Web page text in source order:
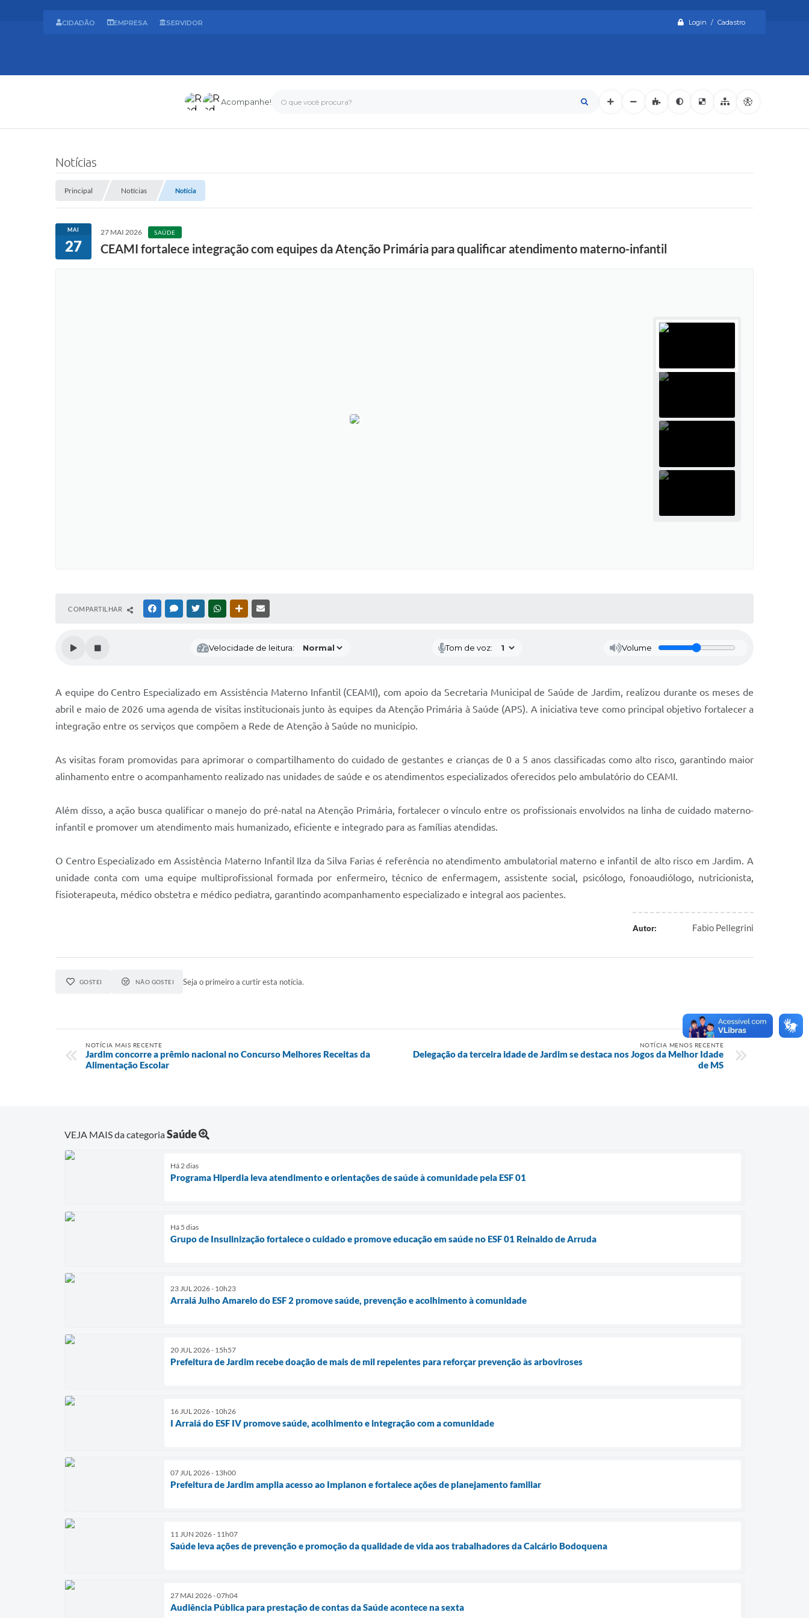
Login / Cadastro
O que você procura?
Acompanhe!
CIDADÃO EMPRESA SERVIDOR
Notícias
Principal Notícias Notícia
MAI
27
27 MAI 2026 SAÚDE
CEAMI fortalece integração com equipes da Atenção Primária para qualificar atendimento materno-infantil
COMPARTILHAR FACEBOOKMESSENGER
TWITTERWHATSAPPOUTRAS MÍDIAS
Velocidade de leitura: Tom de voz: Volume
A equipe do Centro Especializado em Assistência Materno Infantil (CEAMI), com apoio da Secretaria Municipal de Saúde de Jardim, realizou durante os meses de
abril e maio de 2026 uma agenda de visitas institucionais junto às equipes da Atenção Primária à Saúde (APS). A iniciativa teve como principal objetivo fortalecer a
integração entre os serviços que compõem a Rede de Atenção à Saúde no município.
As visitas foram promovidas para aprimorar o compartilhamento do cuidado de gestantes e crianças de 0 a 5 anos classificadas como alto risco, garantindo maior
alinhamento entre o acompanhamento realizado nas unidades de saúde e os atendimentos especializados oferecidos pelo ambulatório do CEAMI.
Além disso, a ação busca qualificar o manejo do pré-natal na Atenção Primária, fortalecer o vínculo entre os profissionais envolvidos na linha de cuidado materno-
infantil e promover um atendimento mais humanizado, eficiente e integrado para as famílias atendidas.
O Centro Especializado em Assistência Materno Infantil Ilza da Silva Farias é referência no atendimento ambulatorial materno e infantil de alto risco em Jardim. A
unidade conta com uma equipe multiprofissional formada por enfermeiro, técnico de enfermagem, assistente social, psicólogo, fonoaudiólogo, nutricionista,
fisioterapeuta, médico obstetra e médico pediatra, garantindo acompanhamento especializado e integral aos pacientes.
Autor: Fabio Pellegrini
GOSTEI NÃO GOSTEI Seja o primeiro a curtir esta notícia.
NOTÍCIA MAIS RECENTE
Jardim concorre a prêmio nacional no Concurso Melhores Receitas da
Alimentação Escolar
NOTÍCIA MENOS RECENTE
Delegação da terceira idade de Jardim se destaca nos Jogos da Melhor Idade
de MS
VEJA MAIS da categoriaSaúde
Há 2 dias
Programa Hiperdia leva atendimento e orientações de saúde à comunidade pela ESF 01
Há 5 dias
Grupo de Insulinização fortalece o cuidado e promove educação em saúde no ESF 01 Reinaldo de Arruda
23 JUL 2026 - 10h23
Arraiá Julho Amarelo do ESF 2 promove saúde, prevenção e acolhimento à comunidade
20 JUL 2026 - 15h57
Prefeitura de Jardim recebe doação de mais de mil repelentes para reforçar prevenção às arboviroses
16 JUL 2026 - 10h26
I Arraiá do ESF IV promove saúde, acolhimento e integração com a comunidade
07 JUL 2026 - 13h00
Prefeitura de Jardim amplia acesso ao Implanon e fortalece ações de planejamento familiar
11 JUN 2026 - 11h07
Saúde leva ações de prevenção e promoção da qualidade de vida aos trabalhadores da Calcário Bodoquena
27 MAI 2026 - 07h04
Audiência Pública para prestação de contas da Saúde acontece na sexta